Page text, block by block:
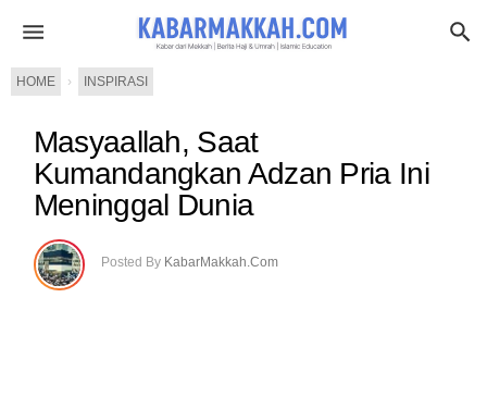
HOME › INSPIRASI
Masyaallah, Saat
Kumandangkan Adzan Pria Ini
Meninggal Dunia
Posted By KabarMakkah.Com